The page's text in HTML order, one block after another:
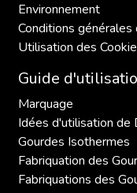
Environnement
Conditions
Utilisation des
Guide
Marquage
Idées d'utilisation de
Gourdes Isothermes
Fabriquation des
Fabriquations des